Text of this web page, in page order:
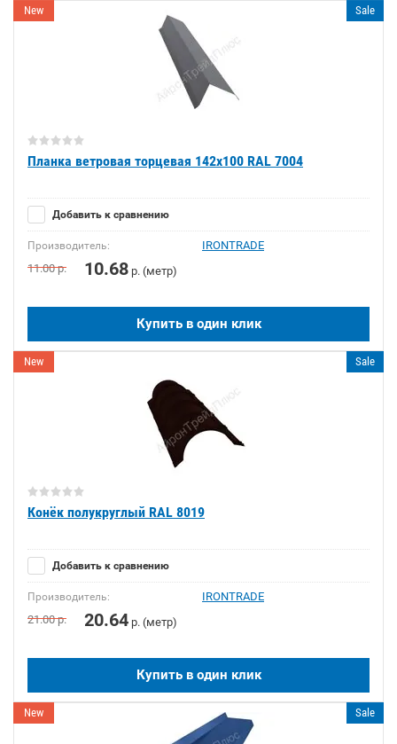
New Sale
Планка ветровая торцевая 142х100 RAL 7004
Добавить к сравнению
Производитель:
IRONTRADE
11.00р. 10.68 р. (метр)
Купить в один клик
New Sale
Конёк полукруглый RAL 8019
Добавить к сравнению
Производитель:
IRONTRADE
21.00р. 20.64 р. (метр)
Купить в один клик
New Sale